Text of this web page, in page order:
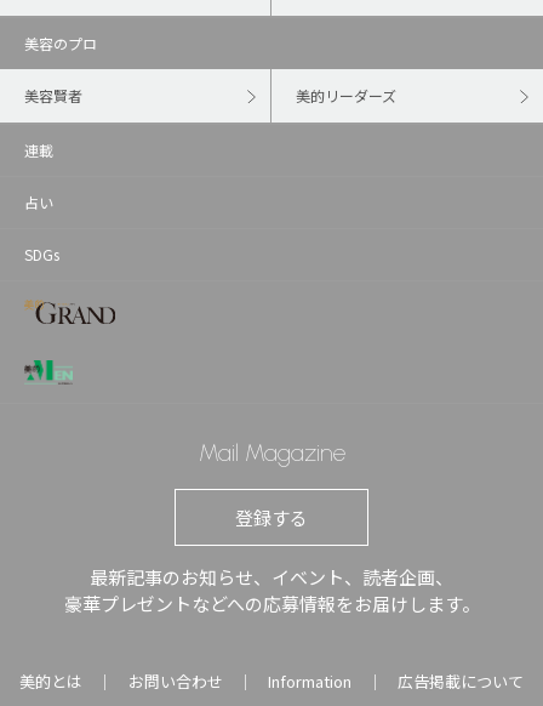
美容のプロ
美容賢者 美的リーダーズ
連載
占い
SDGs
Mail Magazine
登録する
最新記事のお知らせ、イベント、読者企画、
豪華プレゼントなどへの応募情報をお届けします。
美的とは ｜ お問い合わせ ｜ Information ｜ 広告掲載について